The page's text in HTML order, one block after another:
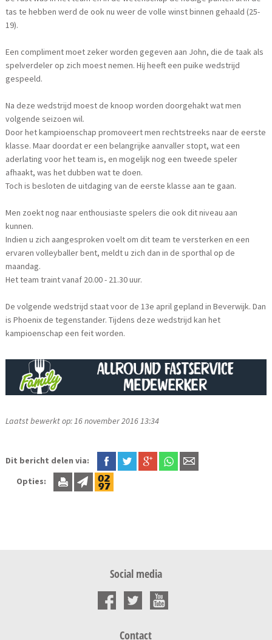
tas te hebben werd de ook nu weer de volle winst binnen gehaald (25-
19).
Een compliment moet zeker worden gegeven aan John, die de taak als
spelverdeler op zich moest nemen. Hij heeft een puike wedstrijd
gespeeld.
Na deze wedstrijd moest de knoop worden doorgehakt wat men
volgende seizoen wil.
Door het kampioenschap promoveert men rechtstreeks naar de eerste
klasse. Maar doordat er een belangrijke aanvaller stopt, wat een
aderlating voor het team is, en mogelijk nog een tweede speler
afhaakt, was het dubben wat te doen.
Toch is besloten de uitdaging van de eerste klasse aan te gaan.
Men zoekt nog naar enthousiaste spelers die ook dit niveau aan
kunnen.
Indien u zich aangesproken voelt om dit team te versterken en een
ervaren volleyballer bent, meldt u zich dan in de sporthal op de
maandag.
Het team traint vanaf 20.00 - 21.30 uur.
De volgende wedstrijd staat voor de 13e april gepland in Beverwijk. Dan
is Phoenix de tegenstander. Tijdens deze wedstrijd kan het
kampioenschap een feit worden.
Laatst bewerkt op: 16 november 2016 13:34
Dit bericht delen via:
Opties:
Social media
Contact